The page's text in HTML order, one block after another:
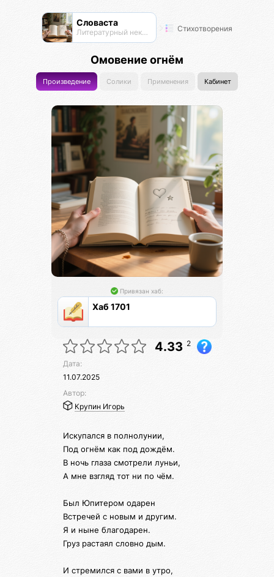
Словаста
Литературный нексус Стихотворения
Омовение огнём
Произведение Солики Применения Кабинет
Привязан хаб:
Хаб 1701
4.33 2
Дата:
11.07.2025
Автор:
Крупин Игорь
Искупался в полнолунии,
Под огнём как под дождём.
В ночь глаза смотрели луньи,
А мне взгляд тот ни по чём.
Был Юпитером одарен
Встречей с новым и другим.
Я и ныне благодарен.
Груз растаял словно дым.
И стремился с вами в утро,